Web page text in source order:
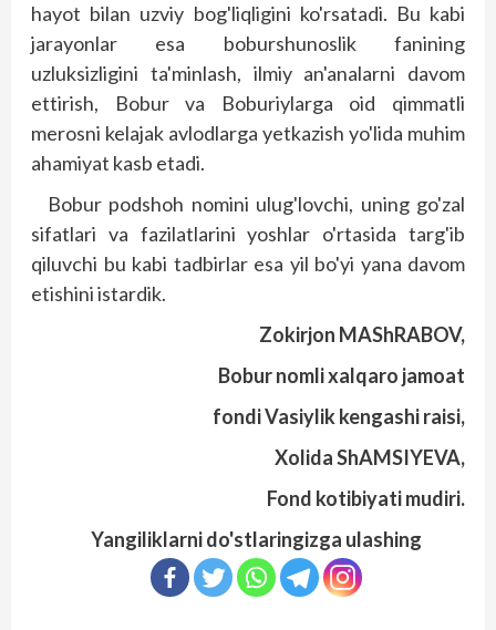
hayot bilan uzviy bog'liqligini ko'rsatadi. Bu kabi
jarayonlar esa boburshunoslik fanining
uzluksizligini ta'minlash, ilmiy an'analarni davom
ettirish, Bobur va Boburiylarga oid qimmatli
merosni kelajak avlodlarga yetkazish yo'lida muhim
ahamiyat kasb etadi.
Bobur podshoh nomini ulug'lovchi, uning go'zal
sifatlari va fazilatlarini yoshlar o'rtasida targ'ib
qiluvchi bu kabi tadbirlar esa yil bo'yi yana davom
etishini istardik.
Zokirjon MAShRABOV,
Bobur nomli xalqaro jamoat
fondi Vasiylik kengashi raisi,
Xolida ShAMSIYEVA,
Fond kotibiyati mudiri.
Yangiliklarni do'stlaringizga ulashing